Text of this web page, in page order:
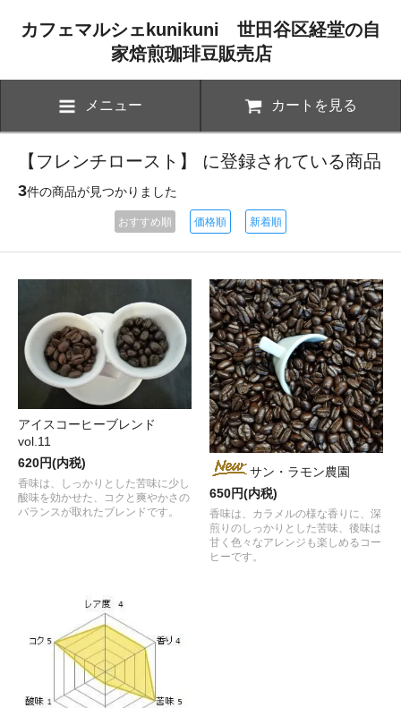
カフェマルシェkunikuni 世田谷区経堂の自
家焙煎珈琲豆販売店
メニュー カートを見る
【フレンチロースト】 に登録されている商品
3件の商品が見つかりました
おすすめ順 価格順 新着順
アイスコーヒーブレンド
vol.11
620円(内税)
香味は、しっかりとした苦味に少し
酸味を効かせた、コクと爽やかさの
バランスが取れたブレンドです。
サン・ラモン農園
650円(内税)
香味は、カラメルの様な香りに、深
煎りのしっかりとした苦味、後味は
甘く色々なアレンジも楽しめるコー
ヒーです。